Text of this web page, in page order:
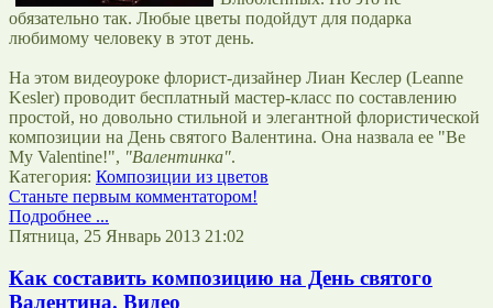
обязательно так. Любые цветы подойдут для подарка
любимому человеку в этот день.
На этом видеоуроке флорист-дизайнер Лиан Кеслер (Leanne
Kesler) проводит бесплатный мастер-класс по составлению
простой, но довольно стильной и элегантной флористической
композиции на День святого Валентина. Она назвала ее "Be
My Valentine!", "Валентинка".
Категория: Композиции из цветов
Станьте первым комментатором!
Подробнее ...
Пятница, 25 Январь 2013 21:02
Как составить композицию на День святого
Валентина. Видео